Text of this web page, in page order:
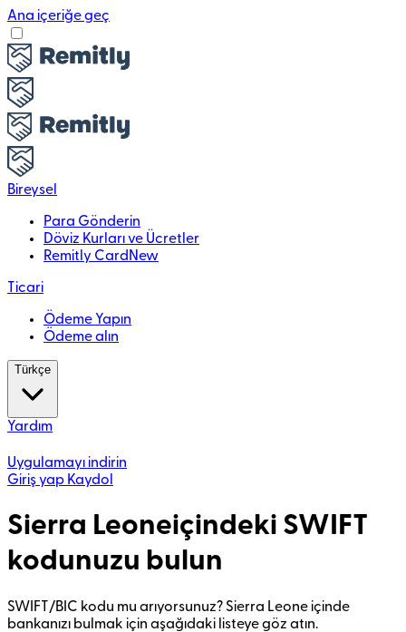
Ana içeriğe geç
Bireysel
Para Gönderin
Döviz Kurları ve Ücretler
Remitly Card New
Ticari
Ödeme Yapın
Ödeme alın
Türkçe
Yardım
Uygulamayı indirin
Giriş yap Kaydol
Sierra Leoneiçindeki SWIFT
kodunuzu bulun
SWIFT/BIC kodu mu arıyorsunuz? Sierra Leone içinde
bankanızı bulmak için aşağıdaki listeye göz atın.